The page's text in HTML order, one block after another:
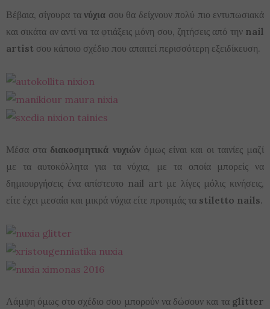
Βέβαια, σίγουρα τανύχια σου θα δείχνουν πολύ πιο εντυπωσιακά
και σικάτα αν αντί να τα φτιάξεις μόνη σου, ζητήσεις από την nail
artist σου κάποιο σχέδιο που απαιτεί περισσότερη εξειδίκευση.
Μέσα στα διακοσμητικά νυχιώνόμως είναι και οι ταινίες μαζί
με τα αυτοκόλλητα για τα νύχια, με τα οποία μπορείς να
δημιουργήσεις ένα απίστευτο nail art με λίγες μόλις κινήσεις,
είτε έχει μεσαία και μικρά νύχια είτε προτιμάς τα stiletto nails.
Λάμψη όμως στο σχέδιο σου μπορούν να δώσουν και τα glitter